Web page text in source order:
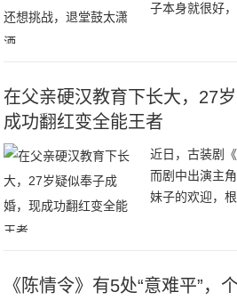
子本身就很好
个精致的自己
在父亲硬汉教育下长大，27
成功翻红变全能王者
近日，古装剧
而剧中出演主
妹子的欢迎，
角已经开始从
《陈情令》有5处“意难平”，